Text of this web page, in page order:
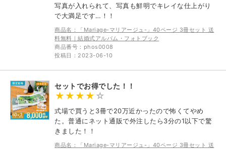
写真が入れられて、写真も鮮明でキレイな仕上がり
で大満足です…！！
商品名：「Mariage-マリアージュ-」40ページ 3冊セット 送
料無料｜結婚式アルバム・フォトブック
商品番号：phos0008
投稿日：2023-06-10
セットでお得でした！！
式場で買うと3冊で20万近かったので怖くてやめ
た。普通にネット通販で外注したら3分の1以下で驚
きました！！
商品名：「Mariage-マリアージュ-」40ページ 3冊セット 送